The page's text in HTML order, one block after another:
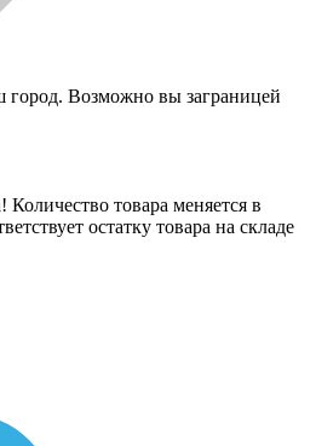
город. Возможно вы заграницей
Количество товара меняется в
остатку товара на складе